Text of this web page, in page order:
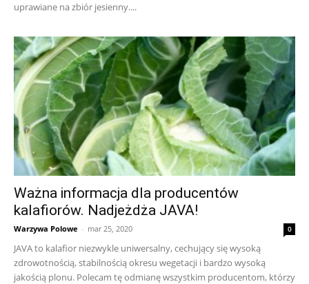
uprawiane na zbiór jesienny....
Ważna informacja dla producentów
kalafiorów. Nadjeżdża JAVA!
Warzywa Polowe - mar 25, 2020 0
JAVA to kalafior niezwykle uniwersalny, cechujący się wysoką
zdrowotnością, stabilnością okresu wegetacji i bardzo wysoką
jakością plonu. Polecam tę odmianę wszystkim producentom, którzy